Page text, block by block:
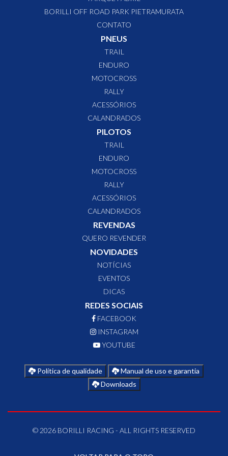
produtos e negócios. Atualmente, a Borilli exporta para mais
de 20 países na América Latina e no continente Europeu com
BORILLI OFF ROAD PARK PIETRAMURATA
CONTATO
PNEUS
TRAIL
ENDURO
MOTOCROSS
RALLY
ACESSÓRIOS
CALANDRADOS
PILOTOS
TRAIL
ENDURO
MOTOCROSS
RALLY
ACESSÓRIOS
CALANDRADOS
REVENDAS
QUERO REVENDER
NOVIDADES
NOTÍCIAS
EVENTOS
DICAS
REDES SOCIAIS
FACEBOOK
INSTAGRAM
YOUTUBE
Política de qualidade
Manual de uso e garantia
Downloads
© 2026 BORILLI RACING - ALL RIGHTS RESERVED